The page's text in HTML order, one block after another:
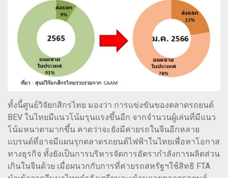
ทั้งนี้ศูนย์วิจัยกสิกรไทย มองว่า การแข่งขันของตลาดรถยนต์
BEV ในไทยมีแนวโน้มรุนแรงขึ้นอีก จากจำนวนผู้เล่นที่มีแนว
โน้มหนาตามากขึ้น คาดว่าจะยังมีค่ายรถในจีนอีกหลาย
แบรนด์ที่อาจมีแผนรุกตลาดรถยนต์ไฟฟ้าในไทยเพื่อหาโอกาส
ทางธุรกิจ ทั้งยังเป็นการบริหารจัดการอัตรากำลังการผลิตส่วน
เกินในจีนด้วย เมื่อผนวกกับการที่ค่ายรถสหรัฐฯใช้สิทธิ FTA